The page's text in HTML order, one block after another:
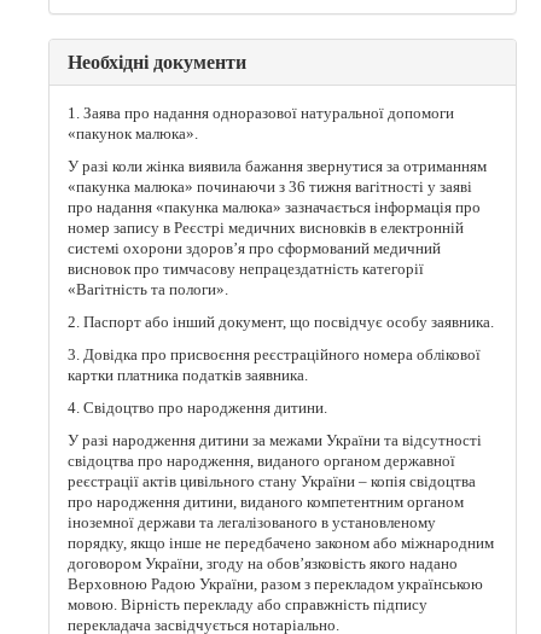
Необхідні документи
1. Заява про надання одноразової натуральної допомоги
«пакунок малюка».
У разі коли жінка виявила бажання звернутися за отриманням
«пакунка малюка» починаючи з 36 тижня вагітності у заяві
про надання «пакунка малюка» зазначається інформація про
номер запису в Реєстрі медичних висновків в електронній
системі охорони здоров’я про сформований медичний
висновок про тимчасову непрацездатність категорії
«Вагітність та пологи».
2. Паспорт або інший документ, що посвідчує особу заявника.
3. Довідка про присвоєння реєстраційного номера облікової
картки платника податків заявника.
4. Свідоцтво про народження дитини.
У разі народження дитини за межами України та відсутності
свідоцтва про народження, виданого органом державної
реєстрації актів цивільного стану України – копія свідоцтва
про народження дитини, виданого компетентним органом
іноземної держави та легалізованого в установленому
порядку, якщо інше не передбачено законом або міжнародним
договором України, згоду на обов’язковість якого надано
Верховною Радою України, разом з перекладом українською
мовою. Вірність перекладу або справжність підпису
перекладача засвідчується нотаріально.